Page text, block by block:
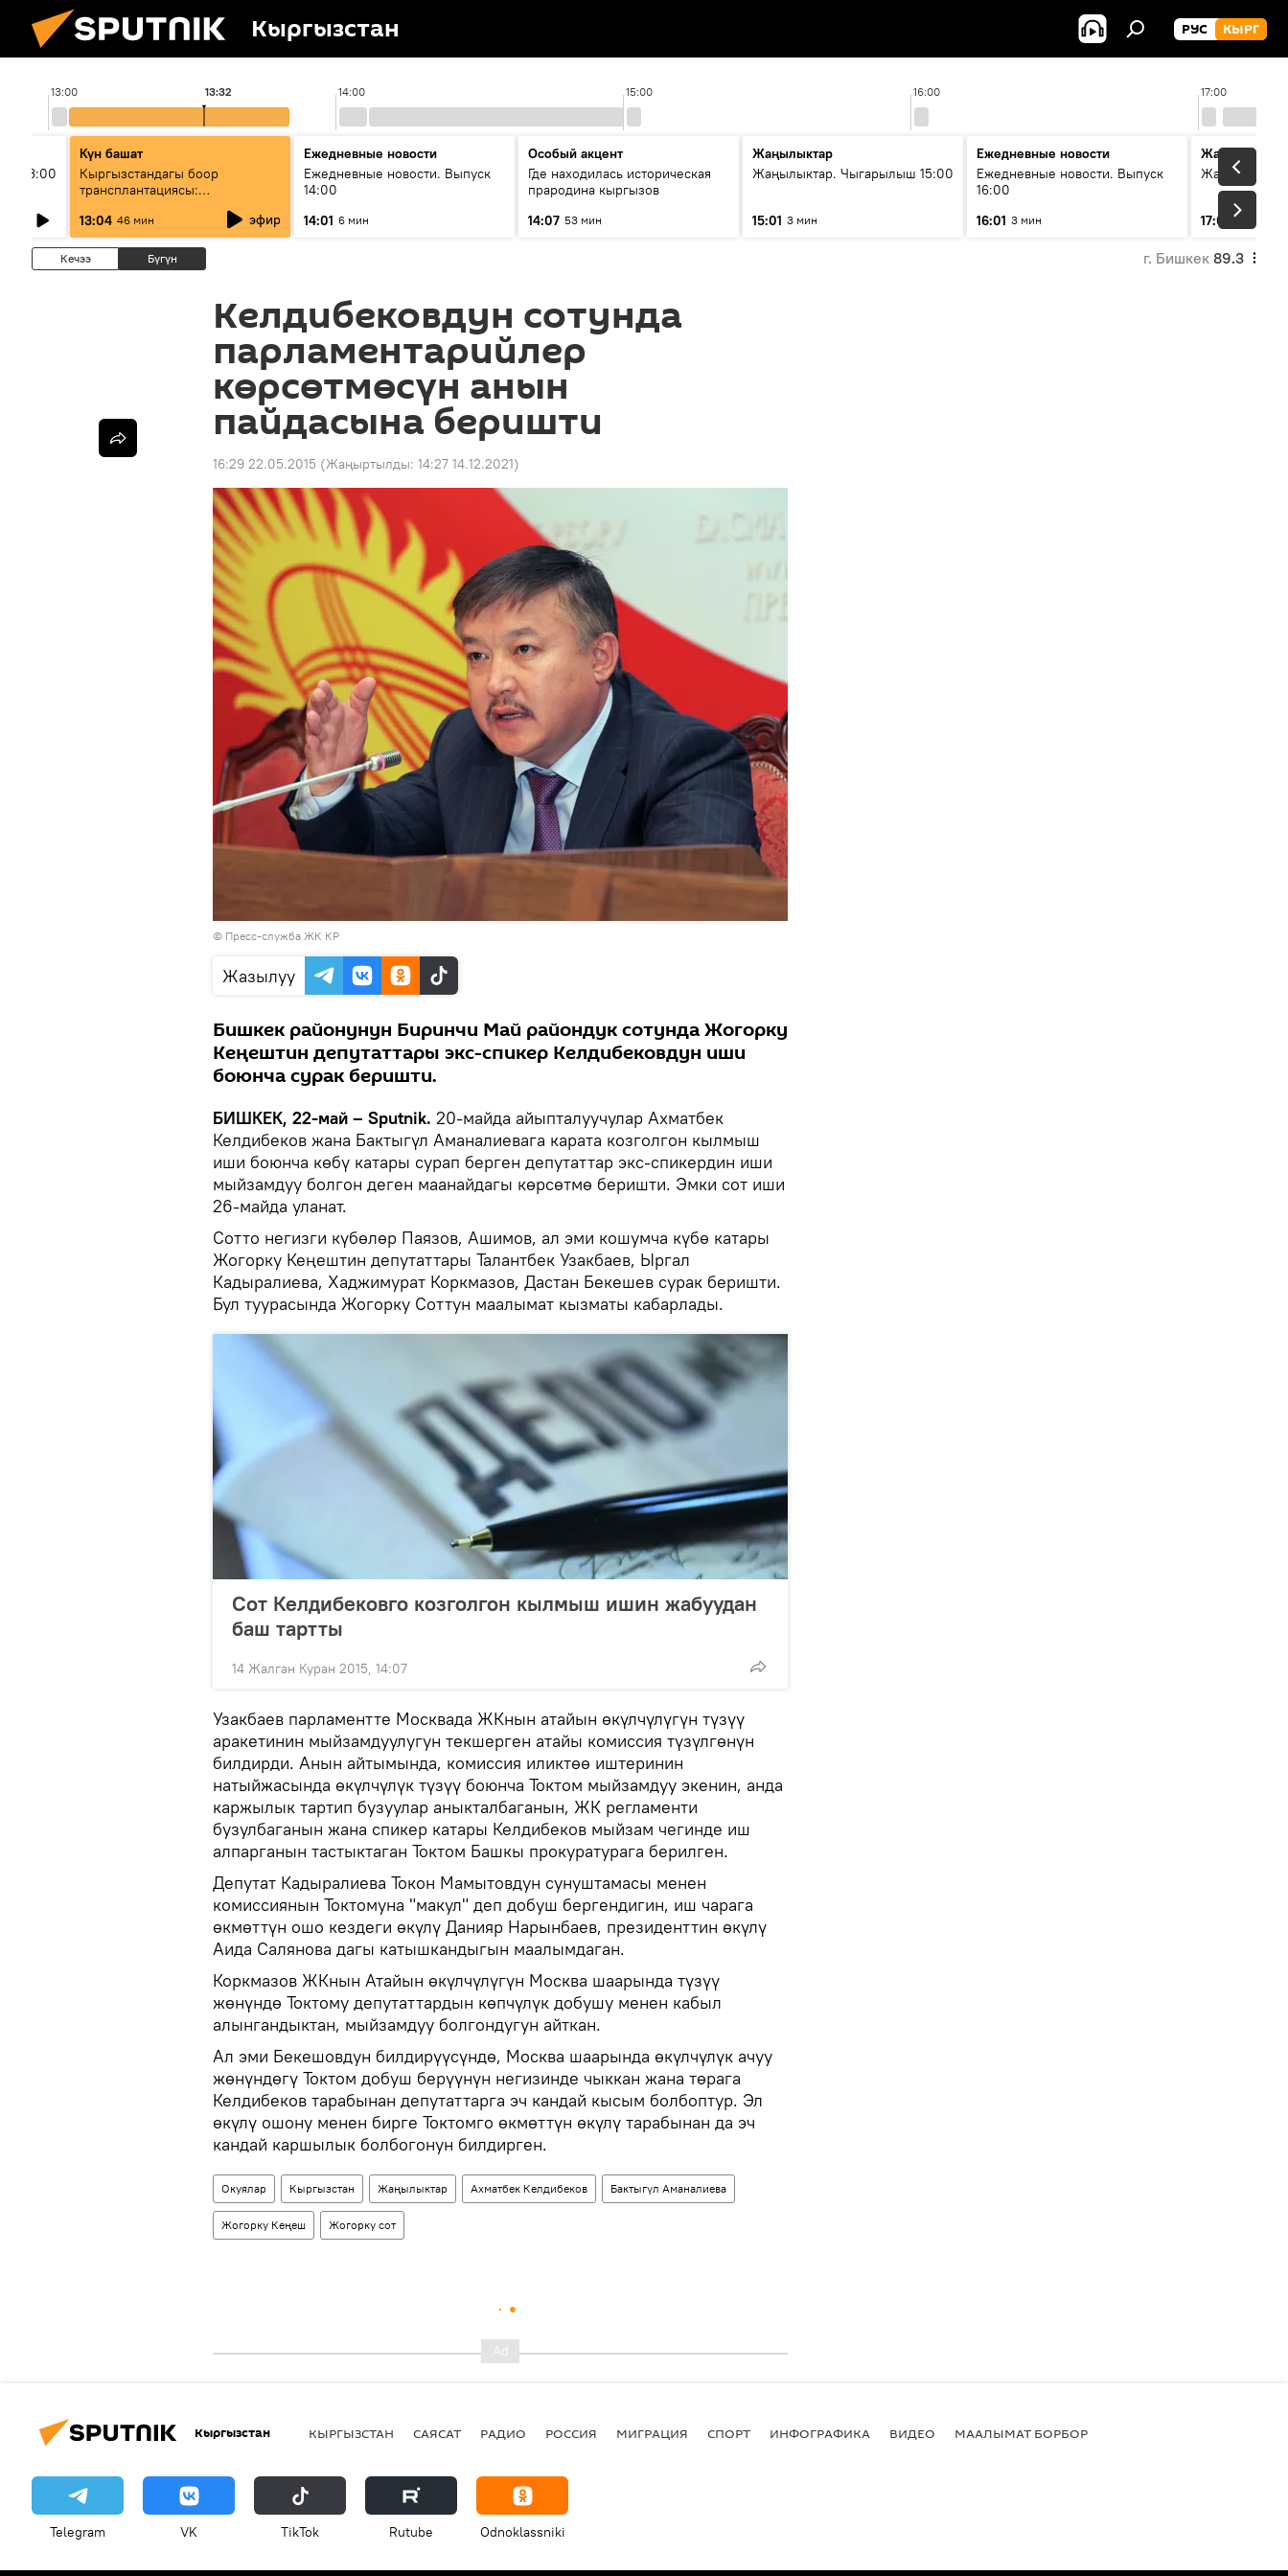
Кыргызстан РУС КЫРГ
13:00 14:00 15:00 16:00 17:00
13:32
13:00
Күн башат
Кыргызстандагы боор
трансплантациясы:
жетишкендиктер жана өнүгүү
келечеги
13:04 46 мин эфир
Ежедневные новости
Ежедневные новости. Выпуск
14:00
14:01 6 мин
Особый акцент
Где находилась историческая
прародина кыргызов
14:07 53 мин
Жаңылыктар
Жаңылыктар. Чыгарылыш 15:00
15:01 3 мин
Ежедневные новости
Ежедневные новости. Выпуск
16:00
16:01 3 мин
Жаңылыктар
17:01 3 мин
Кечээ Бүгүн г. Бишкек 89.3
Келдибековдун сотунда
парламентарийлер
көрсөтмөсүн анын
пайдасына беришти
16:29 22.05.2015 (Жаңыртылды: 14:27 14.12.2021)
© Пресс-служба ЖК КР
Жазылуу
Бишкек районунун Биринчи Май райондук сотунда Жогорку
Кеңештин депутаттары экс-спикер Келдибековдун иши
боюнча сурак беришти.
БИШКЕК, 22-май – Sputnik. 20-майда айыпталуучулар Ахматбек
Келдибеков жана Бактыгүл Аманалиевага карата козголгон кылмыш
иши боюнча көбү катары сурап берген депутаттар экс-спикердин иши
мыйзамдуу болгон деген маанайдагы көрсөтмө беришти. Эмки сот иши
26-майда уланат.
Сотто негизги күбөлөр Паязов, Ашимов, ал эми кошумча күбө катары
Жогорку Кеңештин депутаттары Талантбек Узакбаев, Ыргал
Кадыралиева, Хаджимурат Коркмазов, Дастан Бекешев сурак беришти.
Бул туурасында Жогорку Соттун маалымат кызматы кабарлады.
Сот Келдибековго козголгон кылмыш ишин жабуудан
баш тартты
14 Жалган Куран 2015, 14:07
Узакбаев парламентте Москвада ЖКнын атайын өкүлчүлүгүн түзүү
аракетинин мыйзамдуулугун текшерген атайы комиссия түзүлгөнүн
билдирди. Анын айтымында, комиссия иликтөө иштеринин
натыйжасында өкүлчүлүк түзүү боюнча Токтом мыйзамдуу экенин, анда
каржылык тартип бузуулар аныкталбаганын, ЖК регламенти
бузулбаганын жана спикер катары Келдибеков мыйзам чегинде иш
алпарганын тастыктаган Токтом Башкы прокуратурага берилген.
Депутат Кадыралиева Токон Мамытовдун сунуштамасы менен
комиссиянын Токтомуна "макул" деп добуш бергендигин, иш чарага
өкмөттүн ошо кездеги өкүлү Данияр Нарынбаев, президенттин өкүлү
Аида Салянова дагы катышкандыгын маалымдаган.
Коркмазов ЖКнын Атайын өкүлчүлүгүн Москва шаарында түзүү
жөнүндө Токтому депутаттардын көпчүлүк добушу менен кабыл
алынгандыктан, мыйзамдуу болгондугун айткан.
Ал эми Бекешовдун билдирүүсүндө, Москва шаарында өкүлчүлүк ачуу
жөнүндөгү Токтом добуш берүүнүн негизинде чыккан жана төрага
Келдибеков тарабынан депутаттарга эч кандай кысым болбоптур. Эл
өкүлү ошону менен бирге Токтомго өкмөттүн өкүлү тарабынан да эч
кандай каршылык болбогонун билдирген.
Окуялар Кыргызстан Жаңылыктар Ахматбек Келдибеков Бактыгүл Аманалиева
Жогорку Кеңеш Жогорку сот
Кыргызстан КЫРГЫЗСТАН САЯСАТ РАДИО РОССИЯ МИГРАЦИЯ СПОРТ ИНФОГРАФИКА ВИДЕО МААЛЫМАТ БОРБОР
Telegram VK ТikТоk Rutube Odnoklassniki